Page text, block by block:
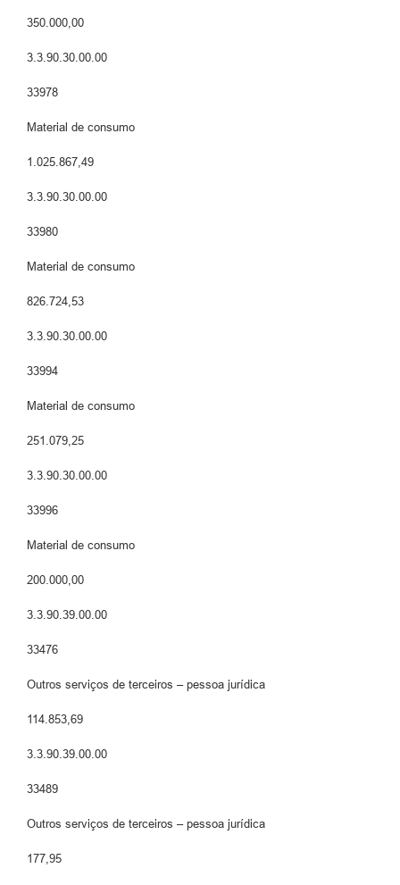
350.000,00
3.3.90.30.00.00
33978
Material de consumo
1.025.867,49
3.3.90.30.00.00
33980
Material de consumo
826.724,53
3.3.90.30.00.00
33994
Material de consumo
251.079,25
3.3.90.30.00.00
33996
Material de consumo
200.000,00
3.3.90.39.00.00
33476
Outros serviços de terceiros – pessoa jurídica
114.853,69
3.3.90.39.00.00
33489
Outros serviços de terceiros – pessoa jurídica
177,95